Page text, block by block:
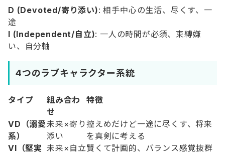
D (Devoted/寄り添い): 相手中心の生活、尽くす、一
途
I (Independent/自立): 一人の時間が必須、束縛嫌
い、自分軸
4つのラブキャラクター系統
タイプ
組み合わ
せ
特徴
VD（溺愛
系）
未来×寄り
添い
控えめだけど一途に尽くす、将来
を真剣に考える
VI（堅実 未来×自立賢くて計画的、バランス感覚抜群